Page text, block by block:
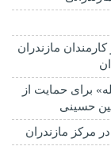
مازندران
برای حمایت از
حسینی